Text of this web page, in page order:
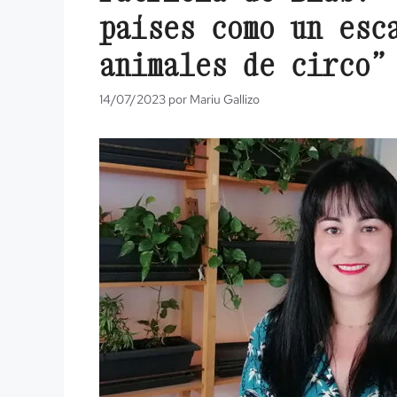
países como un
animales de circo”
14/07/2023 por Mariu Gallizo